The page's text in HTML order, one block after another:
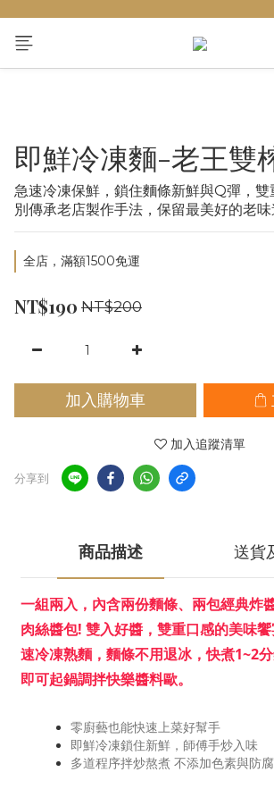
即鮮冷凍麵-老王雙
急速冷凍保鮮，鎖住麵條新鮮與Q彈，
別傳承老店製作手法，保留最美好的老味
全店，滿額1500免運
NT$190 NT$200
加入購物車
加入追蹤清單
分享到
商品描述 送貨
一組兩入，內含兩份麵條、兩包經典炸
肉絲醬包! 雙入好醬，雙重口感的美味饗
速冷凍熟麵，麵條不用退冰，快煮1~2
即可起鍋調拌快樂醬料歐。
零廚藝也能快速上菜好幫手
即鮮冷凍鎖住新鮮，師傅手炒入味
多道程序拌炒熬煮 不添加色素與防